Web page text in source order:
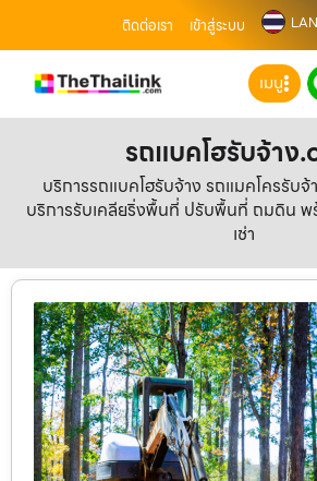
ติดต่อเรา เข้าสู่ระบบ
เมนู
รถแบคโฮรับจ้าง
บริการรถแบคโฮรับจ้าง รถแมคโครรับจ้
บริการรับเคลียริ่งพื้นที่ ปรับพื้นที่ ถมดิน พ
เช่า